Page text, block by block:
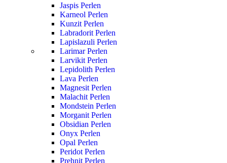
Jaspis Perlen
Karneol Perlen
Kunzit Perlen
Labradorit Perlen
Lapislazuli Perlen
Larimar Perlen
Larvikit Perlen
Lepidolith Perlen
Lava Perlen
Magnesit Perlen
Malachit Perlen
Mondstein Perlen
Morganit Perlen
Obsidian Perlen
Onyx Perlen
Opal Perlen
Peridot Perlen
Prehnit Perlen